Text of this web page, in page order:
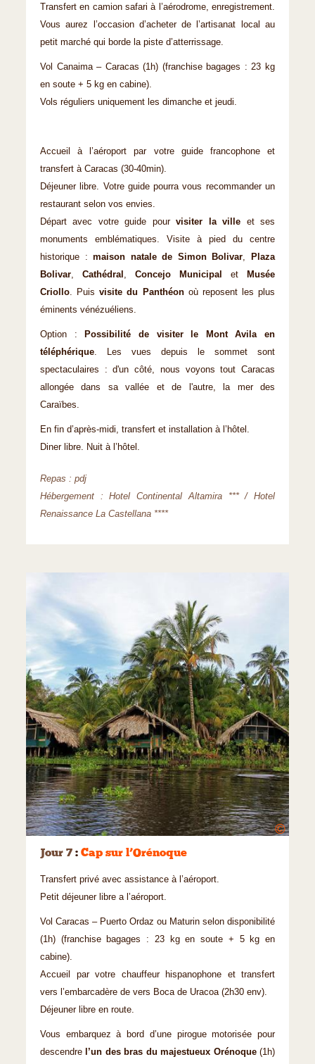
Transfert en camion safari à l’aérodrome, enregistrement.
Vous aurez l’occasion d’acheter de l’artisanat local au
petit marché qui borde la piste d’atterrissage.
Vol Canaima – Caracas (1h) (franchise bagages : 23 kg
en soute + 5 kg en cabine).
Vols réguliers uniquement les dimanche et jeudi.
Accueil à l’aéroport par votre guide francophone et
transfert à Caracas (30-40min).
Déjeuner libre. Votre guide pourra vous recommander un
restaurant selon vos envies.
Départ avec votre guide pourvisiter la ville et ses
monuments emblématiques. Visite à pied du centre
historique :maison natale de Simon Bolivar,
Plaza
Bolivar, Cathédral , Concejo Municipal et
Musée
Criollo. Puisvisite du Panthéonoù reposent les plus
éminents vénézuéliens.
Option :
Possibilité de visiter le Mont Avila en
téléphérique. Les vues depuis le sommet sont
spectaculaires : d'un côté, nous voyons tout Caracas
allongée dans sa vallée et de l'autre, la mer des
Caraïbes.
En fin d’après-midi, transfert et installation à l’hôtel.
Diner libre. Nuit à l’hôtel.
Repas : pdj
Hébergement : Hotel Continental Altamira *** / Hotel
Renaissance La Castellana ****
©
Jour 7 : Cap sur l’Orénoque
Transfert privé avec assistance à l’aéroport.
Petit déjeuner libre a l’aéroport.
Vol Caracas – Puerto Ordaz ou Maturin selon disponibilité
(1h) (franchise bagages : 23 kg en soute + 5 kg en
cabine).
Accueil par votre chauffeur hispanophone et transfert
vers l’embarcadère de vers Boca de Uracoa (2h30 env).
Déjeuner libre en route.
Vous embarquez à bord d’une pirogue motorisée pour
descendre l’un des bras du majestueux Orénoque(1h)